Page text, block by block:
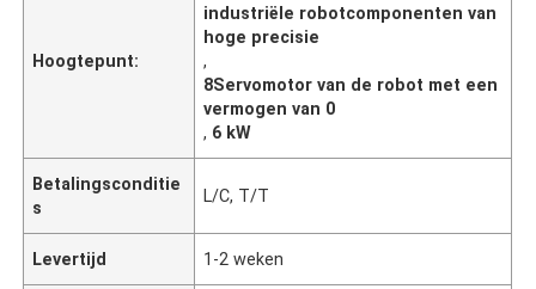
Hoogtepunt:
industriële robotcomponenten van
hoge precisie
,
8Servomotor van de robot met een
vermogen van 0
, 6 kW
Betalingsconditie
s
L/C, T/T
Levertijd 1-2 weken